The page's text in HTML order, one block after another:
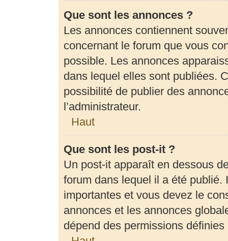
Que sont les annonces ?
Les annonces contiennent
concernant le forum que vous
possible. Les annonces
dans lequel elles sont publiées.
possibilité de publier des
l’administrateur.
Haut
Que sont les post-it ?
Un post-it apparaît en dessous
forum dans lequel il a été
importantes et vous devez le
annonces et les annonces
dépend des permissions définies